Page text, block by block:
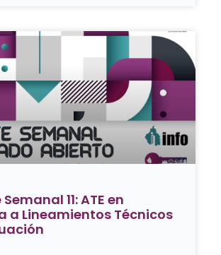
11: ATE en
a Lineamientos Técnicos